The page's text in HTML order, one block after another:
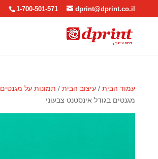
1-700-501-571 dprint@dprint.co.il
עמוד הבית/ עיצוב הבית/ תמונות על מגנטים
מגנטים בגודל אינסטנט צבעוני